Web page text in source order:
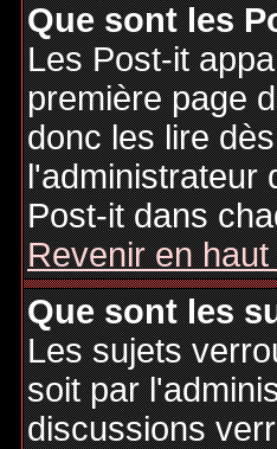
Que sont les
Les Post-it
première page
donc les lire
l'administrateur
Post-it dans
Revenir en
Que sont les
Les sujets
soit par
discussions